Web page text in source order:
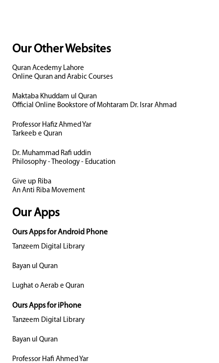
Our Other Websites
Quran Acedemy Lahore
Online Quran and Arabic Courses
Maktaba Khuddam ul Quran
Official Online Bookstore of Mohtaram Dr. Israr Ahmad
Professor Hafiz Ahmed Yar
Tarkeeb e Quran
Dr. Muhammad Rafi uddin
Philosophy - Theology - Education
Give up Riba
An Anti Riba Movement
Our Apps
Ours Apps for Android Phone
Tanzeem Digital Library
Bayan ul Quran
Lughat o Aerab e Quran
Ours Apps for iPhone
Tanzeem Digital Library
Bayan ul Quran
Professor Hafi Ahmed Yar